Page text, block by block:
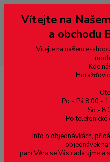
--- pro zákazníky ze Slovenska a
přepněte si e-shop na euro 💶
dobírky – pokud si z nějakého
domluvě zaslána znovu s
případě bude zrušena a účet
Vítejte na
a obchodu
Vítejte na našem e-
Kde
Po - Pá 8:00 -
So -
Po
Info o objednávkách,
objednávek
paní Věra se Vás ráda ujme a